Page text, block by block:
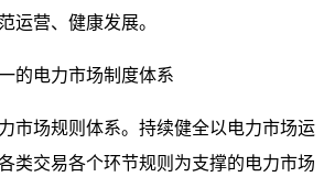
运营、健康发展。
电力市场制度体系
场规则体系。持续健全以电力市场运
类交易各个环节规则为支撑的电力市场